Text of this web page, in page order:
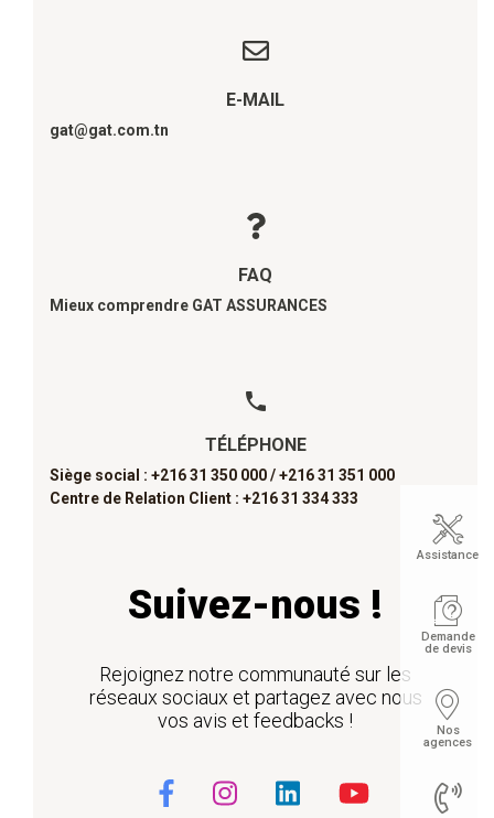
E-MAIL
gat@gat.com.tn
FAQ
Mieux comprendre GAT ASSURANCES
TÉLÉPHONE
Siège social : +216 31 350 000 /+216 31 351 000
Centre de Relation Client : +216 31 334 333
Suivez-nous !
Rejoignez notre communauté sur les
réseaux sociaux et partagez avec nous
vos avis et feedbacks !
Assistance
Demande
de devis
Nos
agences